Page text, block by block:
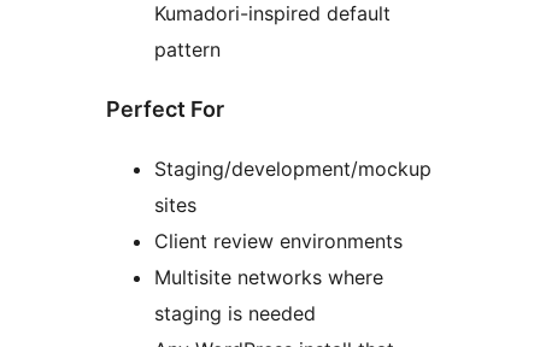
Kumadori-inspired default
pattern
Perfect For
Staging/development/mockup
sites
Client review environments
Multisite networks where
staging is needed